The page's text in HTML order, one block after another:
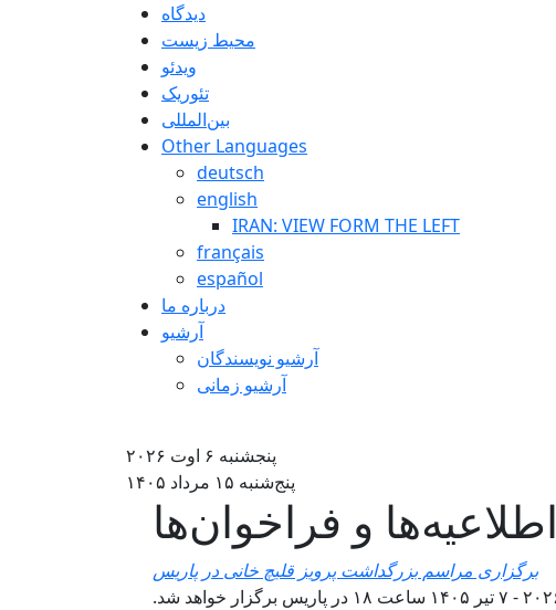
دیدگاه
محیط زیست
ویدئو
تئوریک
بین‌المللی
Other Languages
deutsch
english
IRAN: VIEW FORM THE LEFT
français
español
درباره ما
آرشیو
آرشیو نویسندگان
آرشیو زمانی
پنجشنبه ۶ اوت ۲۰۲۶
پنج‌شنبه ۱۵ مرداد ۱۴۰۵
اطلاعیه‌ها و فراخوان‌ها
برگزاری مراسم بزرگداشت پرویز قلیچ خانی در پاریس
مراسم بزرگداشت پرویز قلیچ‌خانی روز یکشنبه ۲۸ ژوئن ۲۰۲۶ - ۷ تیر ۱۴۰۵ ساعت ۱۸ در پاریس برگزار خواهد شد.